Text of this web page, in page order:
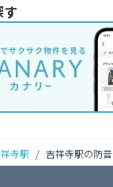
寺駅 / 吉祥寺駅の防